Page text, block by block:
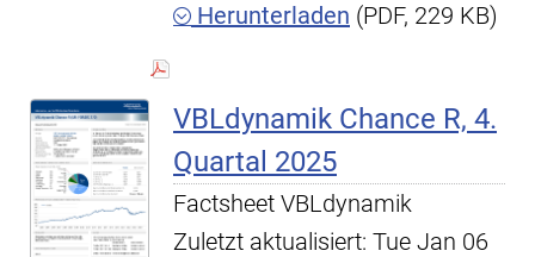
Herunterladen (PDF, 229 KB)
VBLdynamik Chance R, 4.
Quartal 2025
Factsheet VBLdynamik
Zuletzt aktualisiert: Tue Jan 06